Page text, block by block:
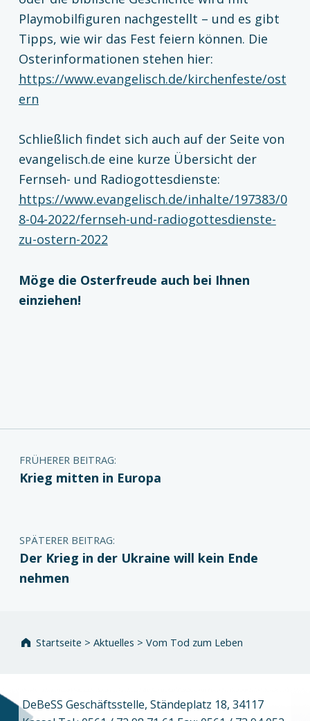
Playmobilfiguren nachgestellt – und es gibt
Tipps, wie wir das Fest feiern können. Die
Osterinformationen stehen hier:
https://www.evangelisch.de/kirchenfeste/ost
ern
Schließlich findet sich auch auf der Seite von
evangelisch.de eine kurze Übersicht der
Fernseh- und Radiogottesdienste:
https://www.evangelisch.de/inhalte/197383/0
8-04-2022/fernseh-und-radiogottesdienste-
zu-ostern-2022
Möge die Osterfreude auch bei Ihnen
einziehen!
Beitragsnavigation
FRÜHERER BEITRAG:
Krieg mitten in Europa
SPÄTERER BEITRAG:
Der Krieg in der Ukraine will kein Ende
nehmen
Startseite > Aktuelles > Vom Tod zum Leben
DeBeSS Geschäftsstelle, Ständeplatz 18, 34117